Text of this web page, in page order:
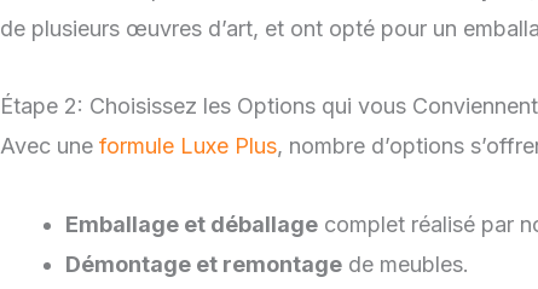
de plusieurs œuvres d’art, et ont opté pour un
Étape 2: Choisissez les Options qui vous Conviennent
Avec une formule Luxe Plus, nombre d’options
Emballage et déballage complet réalisé par
Démontage et remontage de meubles.